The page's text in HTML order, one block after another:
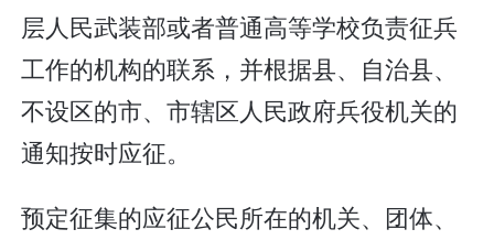
层人民武装部或者普通高等学校负责征兵
工作的机构的联系，并根据县、自治县、
不设区的市、市辖区人民政府兵役机关的
通知按时应征。
预定征集的应征公民所在的机关、团体、